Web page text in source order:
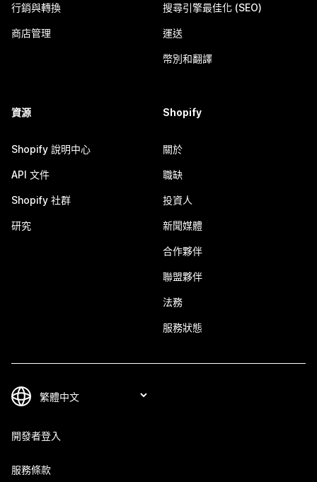
行銷與轉換
商店管理
搜尋引擎最佳化 (SEO)
運送
幣別和翻譯
資源
Shopify 說明中心
API 文件
Shopify 社群
研究
Shopify
關於
職缺
投資人
新聞媒體
合作夥伴
聯盟夥伴
法務
服務狀態
開發者登入
服務條款